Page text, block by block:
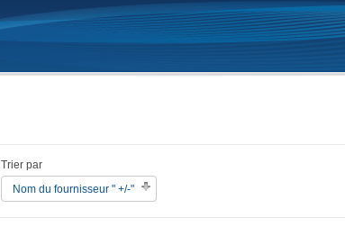
Trier par
Nom du fournisseur " +/-"